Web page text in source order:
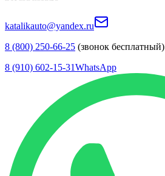
katalikauto@yandex.ru
8 (800) 250-66-25 (звонок бесплатный)
8 (910) 602-15-31WhatsApp